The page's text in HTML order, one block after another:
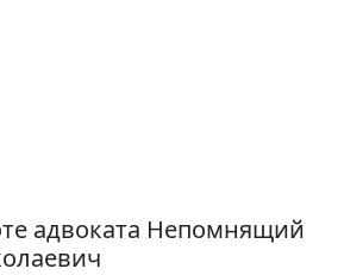
адвоката Непомнящий